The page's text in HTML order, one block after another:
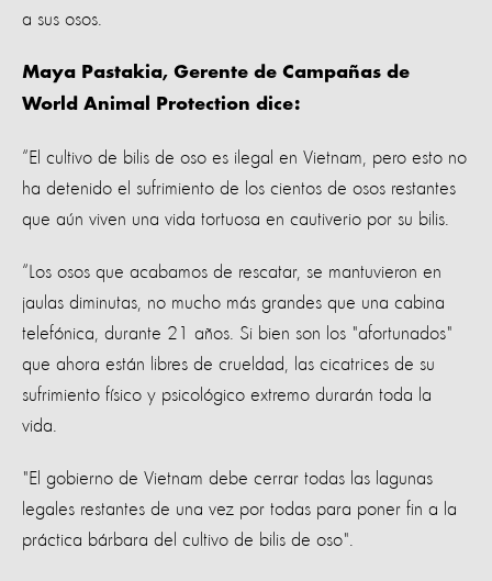
a sus osos.
Maya Pastakia, Gerente de Campañas de
World Animal Protection dice:
“El cultivo de bilis de oso es ilegal en Vietnam, pero esto no
ha detenido el sufrimiento de los cientos de osos restantes
que aún viven una vida tortuosa en cautiverio por su bilis.
“Los osos que acabamos de rescatar, se mantuvieron en
jaulas diminutas, no mucho más grandes que una cabina
telefónica, durante 21 años. Si bien son los "afortunados"
que ahora están libres de crueldad, las cicatrices de su
sufrimiento físico y psicológico extremo durarán toda la
vida.
"El gobierno de Vietnam debe cerrar todas las lagunas
legales restantes de una vez por todas para poner fin a la
práctica bárbara del cultivo de bilis de oso".